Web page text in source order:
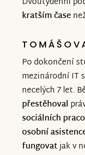
kratším čase
Po dokončení
mezinárodní IT
necelých 7 let.
přestěhoval
sociálních
osobní
fungovatjak v